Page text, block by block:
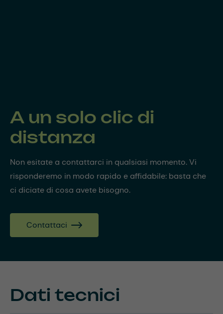
A un solo clic di
distanza
Non esitate a contattarci in qualsiasi momento. Vi
risponderemo in modo rapido e affidabile: basta che
ci diciate di cosa avete bisogno.
Contattaci
Dati tecnici